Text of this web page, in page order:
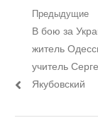
Навигация
по
записям
Предыдущие
Предыдущий
пост:
В бою за
житель
учитель
Якубовский